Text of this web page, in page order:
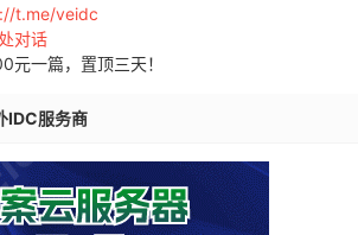
t.me/veidc
对话
元一篇，置顶三天！
IDC服务商